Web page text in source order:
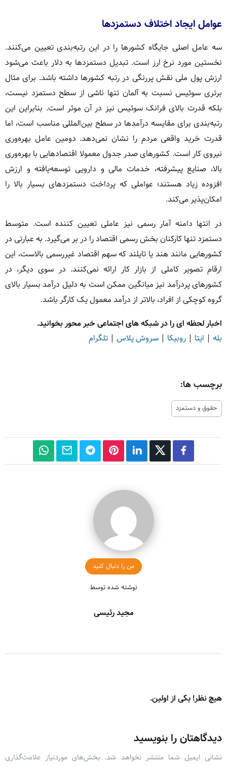
عوامل ایجاد اختلاف دستمزدها
سه عامل اصلی جایگاه کشورها را در این رتبه‌بندی تعیین می‌کنند.
نخستین مورد نرخ ارز است. تبدیل دستمزدها به دلار باعث می‌شود
ارزش پول ملی نقش پررنگی در رتبه کشورها داشته باشد. برای مثال
برتری سوئیس نسبت به آلمان تنها ناشی از سطح دستمزد نیست،
بلکه قدرت بالای فرانک سوئیس نیز در آن موثر است. بنابراین این
رتبه‌بندی برای مقایسه درآمدها در سطح بین‌المللی مناسب است، اما
قدرت خرید واقعی مردم را نشان نمی‌دهد. دومین عامل بهره‌وری
نیروی کار است. کشورهای صدر جدول معمولا اقتصادهایی با بهره‌وری
بالا، صنایع پیشرفته، خدمات مالی و دارویی توسعه‌یافته و ارزش
افزوده زیاد هستند؛ عواملی که پرداخت دستمزدهای بسیار بالا را
امکان‌پذیر می‌کند.
در انتها دامنه آمار رسمی نیز عاملی تعیین کننده است. متوسط
دستمزد تنها کارکنان بخش رسمی اقتصاد را در بر می‌گیرد. به عبارتی در
کشورهایی مانند هند یا تایلند که سهم اقتصاد غیررسمی بالاست، این
ارقام تصویر کاملی از بازار کار ارائه نمی‌کنند. در سوی دیگر، در
کشورهای پردرآمد نیز میانگین ممکن است به دلیل درآمد بسیار بالای
گروه کوچکی از افراد، بالاتر از درآمد معمول یک کارگر باشد.
اخبار لحظه ای را در شبکه های اجتماعی خبر محور بخوانید.
بله | ایتا | روبیکا | سروش پلاس | تلگرام
برچسب ها:
حقوق و دستمزد
من را دنبال کنید
نوشته شده توسط
مجید رئیسی
هیچ نظر! یکی از اولین.
دیدگاهتان را بنویسید
نشانی ایمیل شما منتشر نخواهد شد. بخش‌های موردنیاز علامت‌گذاری